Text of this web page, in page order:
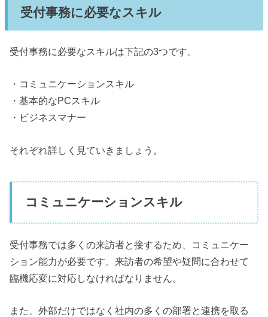
受付事務に必要なスキル
受付事務に必要なスキルは下記の3つです。
・コミュニケーションスキル
・基本的なPCスキル
・ビジネスマナー
それぞれ詳しく見ていきましょう。
コミュニケーションスキル
受付事務では多くの来訪者と接するため、コミュニケー
ション能力が必要です。来訪者の希望や疑問に合わせて
臨機応変に対応しなければなりません。
また、外部だけではなく社内の多くの部署と連携を取る